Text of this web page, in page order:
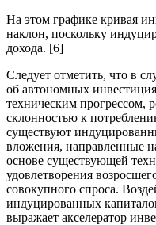
На этом графике кривая
наклон, поскольку
дохода. [6]
Следует отметить, что в
об автономных
техническим прогрессом,
склонностью к
существуют
вложения, направленные
основе существующей
удовлетворения
совокупного спроса.
индуцированных
выражает акселератор